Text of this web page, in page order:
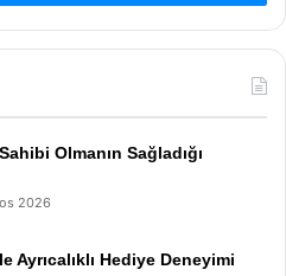
Olmanın Sağladığı
2026
Ayrıcalıklı Hediye Deneyimi